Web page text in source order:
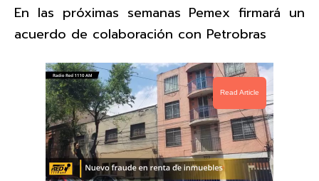
En las próximas semanas Pemex firmará un
acuerdo de colaboración con Petrobras
Read Article